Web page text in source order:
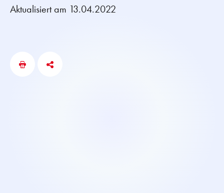
Aktualisiert am 13.04.2022